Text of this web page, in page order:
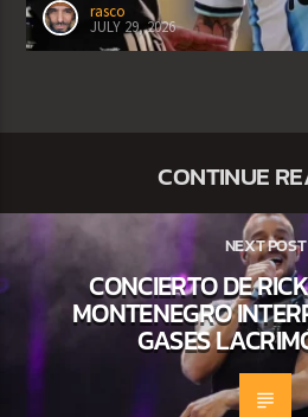
rasco
JULY 29, 2026
CONTINUE
NEXT POST
CONCIERTO DE
MONTENEGRO
GASES